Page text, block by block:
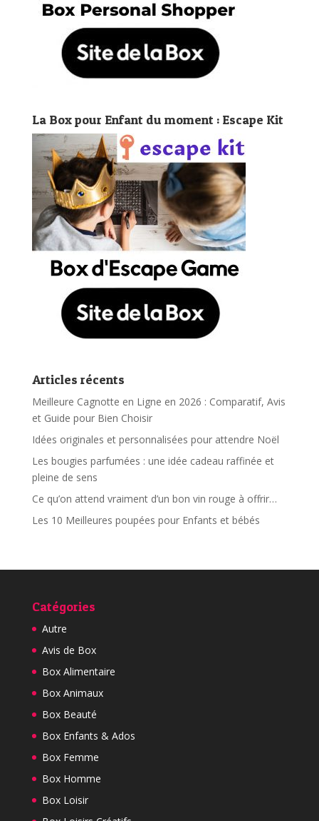
La Box pour Enfant du moment : Escape Kit
Articles récents
Meilleure Cagnotte en Ligne en 2026 : Comparatif, Avis
et Guide pour Bien Choisir
Idées originales et personnalisées pour attendre Noël
Les bougies parfumées : une idée cadeau raffinée et
pleine de sens
Ce qu’on attend vraiment d’un bon vin rouge à offrir…
Les 10 Meilleures poupées pour Enfants et bébés
Catégories
Autre
Avis de Box
Box Alimentaire
Box Animaux
Box Beauté
Box Enfants & Ados
Box Femme
Box Homme
Box Loisir